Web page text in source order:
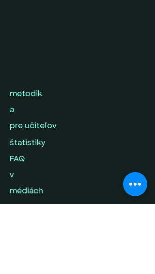
metodik
a
pre učiteľov
štatistiky
FAQ
v
médiách